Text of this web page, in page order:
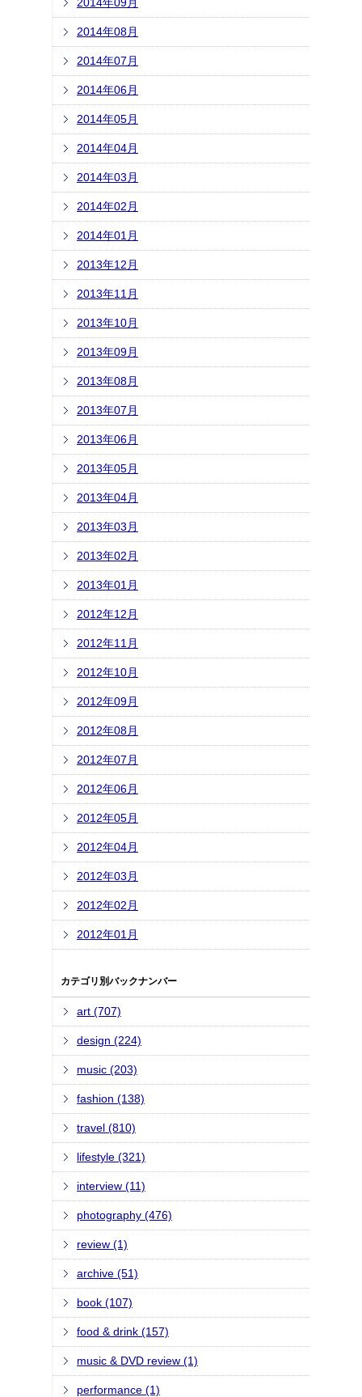
2014年08月
2014年07月
2014年06月
2014年05月
2014年04月
2014年03月
2014年02月
2014年01月
2013年12月
2013年11月
2013年10月
2013年09月
2013年08月
2013年07月
2013年06月
2013年05月
2013年04月
2013年03月
2013年02月
2013年01月
2012年12月
2012年11月
2012年10月
2012年09月
2012年08月
2012年07月
2012年06月
2012年05月
2012年04月
2012年03月
2012年02月
2012年01月
カテゴリ別バックナンバー
art (707)
design (224)
music (203)
fashion (138)
travel (810)
lifestyle (321)
interview (11)
photography (476)
review (1)
archive (51)
book (107)
food & drink (157)
music & DVD review (1)
performance (1)